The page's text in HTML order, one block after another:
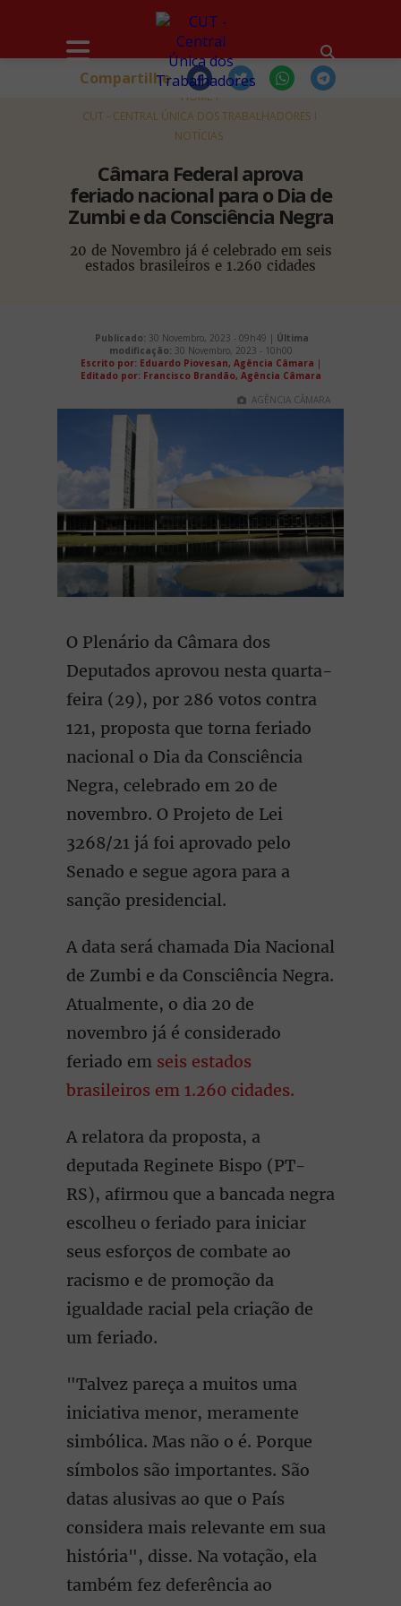
HOME
CUT - CENTRAL ÚNICA DOS TRABALHADORES
NOTÍCIAS
Câmara Federal aprova
feriado nacional para o Dia de
Zumbi e da Consciência Negra
20 de Novembro já é celebrado em seis
estados brasileiros e 1.260 cidades
Compartilhe
Publicado: 30 Novembro, 2023 - 09h49 | Última
modificação: 30 Novembro, 2023 - 10h00
Escrito por: Eduardo Piovesan, Agência Câmara |
Editado por: Francisco Brandão, Agência Câmara
AGÊNCIA CÂMARA
O Plenário da Câmara dos
Deputados aprovou nesta quarta-
feira (29), por 286 votos contra
121, proposta que torna feriado
nacional o Dia da Consciência
Negra, celebrado em 20 de
novembro. O Projeto de Lei
3268/21 já foi aprovado pelo
Senado e segue agora para a
sanção presidencial.
A data será chamada Dia Nacional
de Zumbi e da Consciência Negra.
Atualmente, o dia 20 de
novembro já é considerado
feriado em seis estados
brasileiros em 1.260 cidades.
A relatora da proposta, a
deputada Reginete Bispo (PT-
RS), afirmou que a bancada negra
escolheu o feriado para iniciar
seus esforços de combate ao
racismo e de promoção da
igualdade racial pela criação de
um feriado.
"Talvez pareça a muitos uma
iniciativa menor, meramente
simbólica. Mas não o é. Porque
símbolos são importantes. São
datas alusivas ao que o País
considera mais relevante em sua
história", disse. Na votação, ela
também fez deferência ao